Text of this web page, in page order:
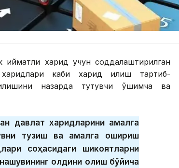
харид учун соддалаштирилган
каби харид қилиш тартиб-
назарда тутувчи қўшимча ва
давлат харидларини амалга
тузиш ва амалга ошириш
соҳасидаги шикоятларни
олдини олиш бўйича